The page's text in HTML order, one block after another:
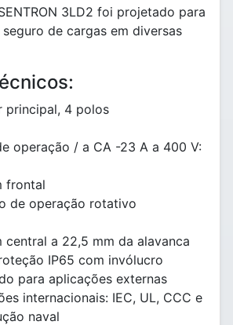
3LD2 foi projetado para
de cargas em diversas
principal, 4 polos
operação / a CA -23 A a 400 V:
frontal
de operação rotativo
central a 22,5 mm da alavanca
IP65 com invólucro
para aplicações externas
internacionais: IEC, UL, CCC e
naval